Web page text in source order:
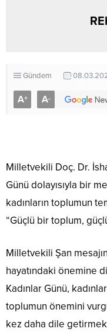
Gündem
A+ A-
Milletvekili Doç. Dr.
Günü dolayısıyla bir
kadınların toplumun
“Güçlü bir toplum,
Milletvekili Şan
hayatındaki önemine
Kadınlar Günü,
toplumun önemini
kez daha dile getirmek